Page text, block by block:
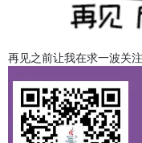
再见之前让我在求一波关